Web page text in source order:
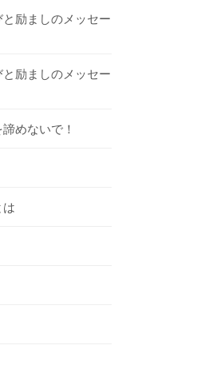
励ましのメッセー
励ましのメッセー
めないで！